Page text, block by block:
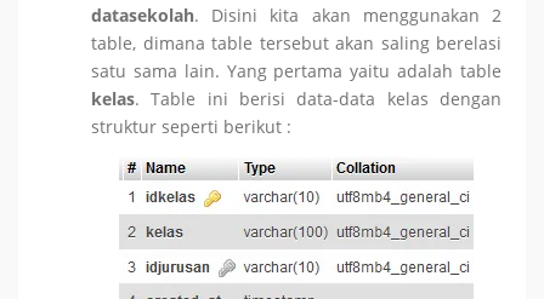
datasekolah. Disini kita akan menggunakan 2
table, dimana table tersebut akan saling berelasi
satu sama lain. Yang pertama yaitu adalah table
kelas. Table ini berisi data-data kelas dengan
struktur seperti berikut :